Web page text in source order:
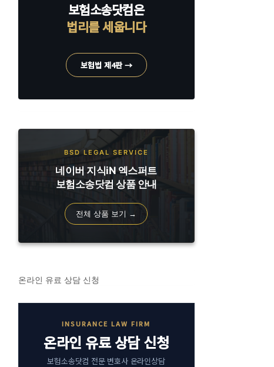
보험소송닷컴은
법리를 세웁니다
보험법 제4판 →
BSD LEGAL SERVICE
네이버 지식iN 엑스퍼트
보험소송닷컴 상품 안내
전체 상품 보기 →
온라인 유료 상담 신청
INSURANCE LAW FIRM
온라인 유료 상담 신청
보험소송닷컴 전문 변호사 온라인상담